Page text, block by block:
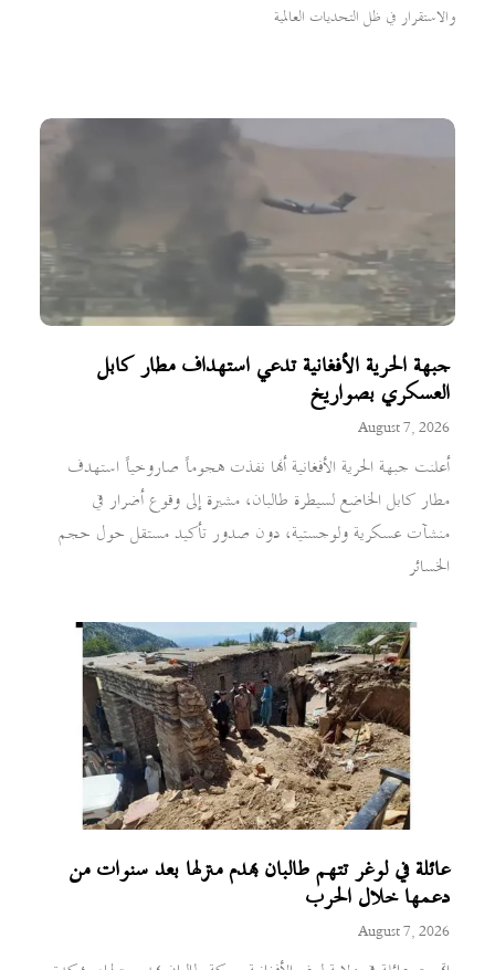
جبهة الحرية الأفغانية تدعي استهداف مطار كابل
العسكري بصواريخ
August 7, 2026
أعلنت جبهة الحرية الأفغانية أنها نفذت هجوماً صاروخياً استهدف
مطار كابل الخاضع لسيطرة طالبان، مشيرة إلى وقوع أضرار في
منشآت عسكرية ولوجستية، دون صدور تأكيد مستقل حول حجم
الخسائر
عائلة في لوغر تتهم طالبان بهدم منزلها بعد سنوات من
دعمها خلال الحرب
August 7, 2026
والاستقرار في ظل التحديات العالمية